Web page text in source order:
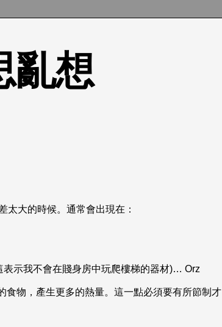
亂想
太大的時候。通常會出現在：
示我不會在賤身房中玩爬樓梯的器材)… Orz
食物，產生更多的熱量。這一點必須要有所節制才